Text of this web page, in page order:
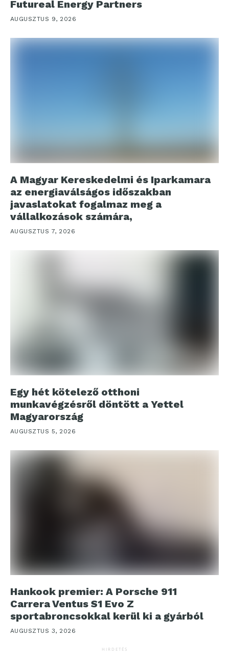
Futureal Energy Partners
AUGUSZTUS 9, 2026
A Magyar Kereskedelmi és Iparkamara
az energiaválságos időszakban
javaslatokat fogalmaz meg a
vállalkozások számára,
AUGUSZTUS 7, 2026
Egy hét kötelező otthoni
munkavégzésről döntött a Yettel
Magyarország
AUGUSZTUS 5, 2026
Hankook premier: A Porsche 911
Carrera Ventus S1 Evo Z
sportabroncsokkal kerül ki a gyárból
AUGUSZTUS 3, 2026
HIRDETÉS